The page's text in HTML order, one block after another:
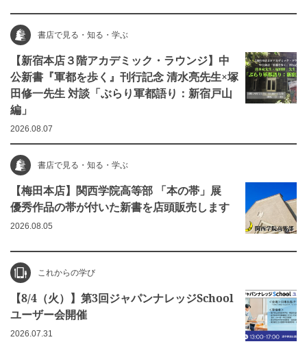
書店で見る・知る・学ぶ
【新宿本店３階アカデミック・ラウンジ】中
公新書『軍都を歩く』刊行記念 清水亮先生×塚
田修一先生 対談「ぶらり軍都語り：新宿戸山
編」
2026.08.07
書店で見る・知る・学ぶ
【梅田本店】関西学院高等部 「本の帯」展
優秀作品の帯が付いた新書を店頭販売します
2026.08.05
これからの学び
【8/4（火）】第3回ジャパンナレッジSchool
ユーザー会開催
2026.07.31